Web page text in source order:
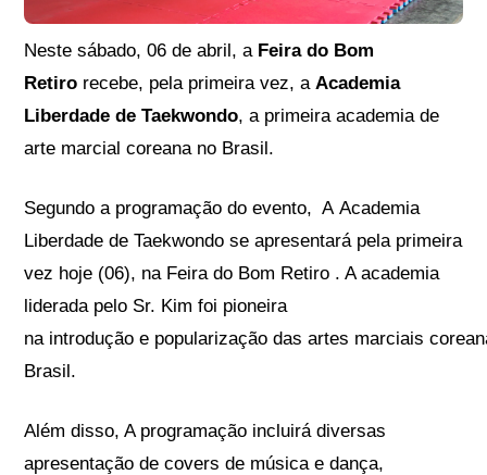
Neste sábado, 06 de abril, a Feira do Bom
Retiro recebe, pela primeira vez, aAcademia
Liberdade de Taekwondo, a primeira academia de
arte marcial coreana no Brasil.
Segundo a programação do evento, A Academia
Liberdade de Taekwondo se apresentará pela primeira
vez hoje (06), na Feira do Bom Retiro . A academia
liderada pelo Sr. Kim foi pioneira
na introdução e popularização das artes marciais
Brasil.
Além disso, A programação incluirá diversas
apresentação de covers de música e dança,